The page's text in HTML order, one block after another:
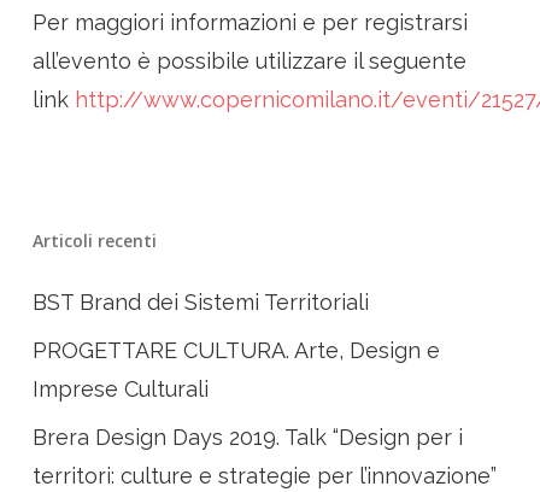
Per maggiori informazioni e per registrarsi
all’evento è possibile utilizzare il seguente
link http://www.copernicomilano.it/eventi/
Articoli recenti
BST Brand dei Sistemi Territoriali
PROGETTARE CULTURA. Arte, Design e
Imprese Culturali
Brera Design Days 2019. Talk “Design per i
territori: culture e strategie per l’innovazione”